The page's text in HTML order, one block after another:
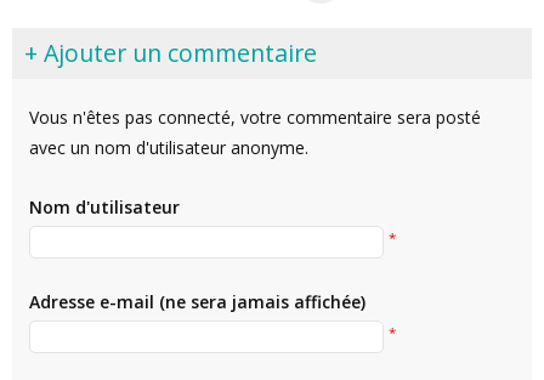
+ Ajouter un commentaire
Vous n'êtes pas connecté, votre commentaire sera posté
avec un nom d'utilisateur anonyme.
Nom d'utilisateur
*
Adresse e-mail (ne sera jamais affichée)
*